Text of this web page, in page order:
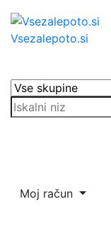
content
Vsezalepoto.si
Moj račun